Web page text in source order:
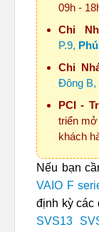
09h -
Chi
P.9,
Chi
Đông B,
PCI -
triển
khách
Nếu bạn
VAIO F
định kỳ các
SVS13